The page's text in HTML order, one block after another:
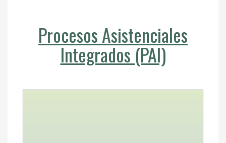
Procesos Asistenciales
Integrados (PAI)